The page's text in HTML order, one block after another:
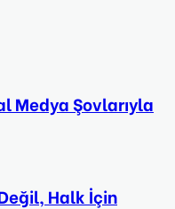
Medya Şovlarıyla
Halk İçin